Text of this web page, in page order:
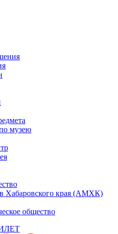
музею
Хабаровского края (АМХК)
общество